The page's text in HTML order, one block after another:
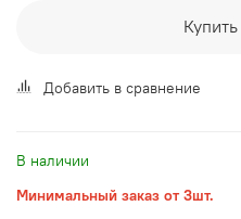
Добавить в сравнение
В наличии
Минимальный заказ от 3шт.